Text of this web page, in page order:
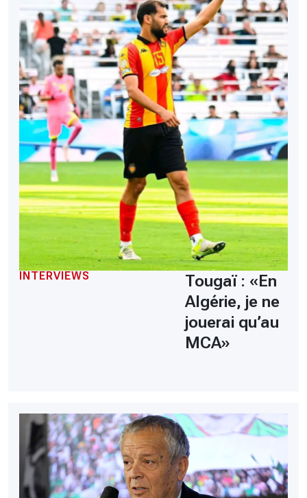
INTERVIEWS
Tougaï : «En
Algérie, je ne
jouerai qu’au
MCA»